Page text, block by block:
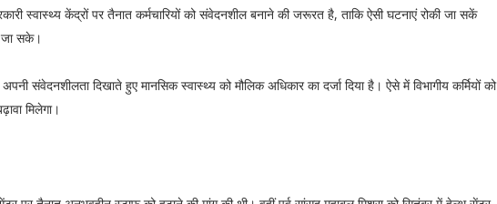
स्वास्थ्य केंद्रों पर तैनात कर्मचारियों को संवेदनशील बनाने की जरूरत है, ताकि ऐसी घटनाएं रोकी जा सकें
जा सके।
संवेदनशीलता दिखाते हुए मानसिक स्वास्थ्य को मौलिक अधिकार का दर्जा दिया है। ऐसे में विभागीय कर्मियों को
मिलेगा।